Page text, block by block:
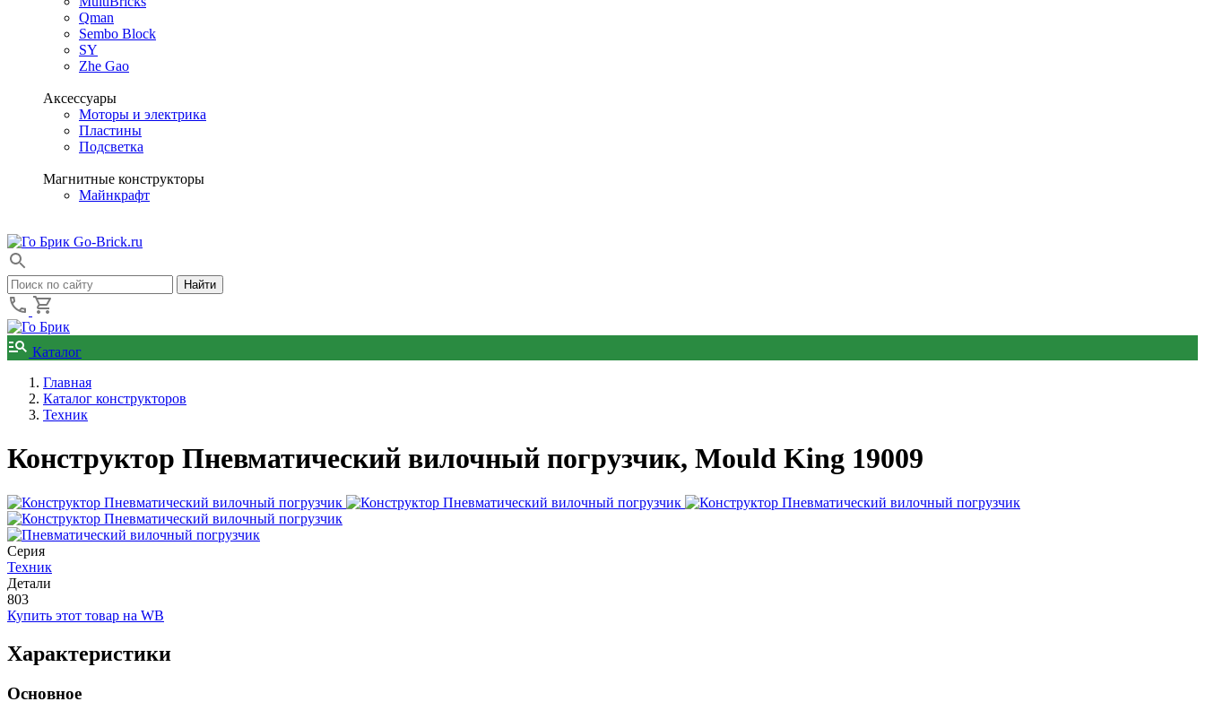
Qman
Sembo Block
SY
Zhe Gao
Аксессуары
Моторы и электрика
Пластины
Подсветка
Магнитные конструкторы
Майнкрафт
Go-Brick.ru
Каталог
Главная
Каталог конструкторов
Техник
Конструктор Пневматический вилочный погрузчик, Mould King 19009
Серия
Техник
Детали
803
Купить этот товар на WB
Характеристики
Основное